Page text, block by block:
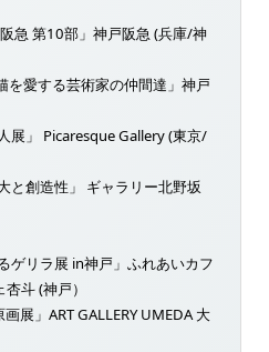
急 第10部」神戸阪急 (兵庫/神
を愛する芸術家の仲間達」神戸
展」 Picaresque Gallery (東京/
と創造性」 ギャラリー北野坂
ゲリラ展 in神戸」ふれあいカフ
斗 (神戸）
展」ART GALLERY UMEDA 大